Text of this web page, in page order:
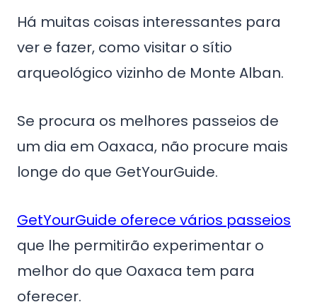
Há muitas coisas interessantes para
ver e fazer, como visitar o sítio
arqueológico vizinho de Monte Alban.
Se procura os melhores passeios de
um dia em Oaxaca, não procure mais
longe do que GetYourGuide.
GetYourGuide oferece vários passeios
que lhe permitirão experimentar o
melhor do que Oaxaca tem para
oferecer.